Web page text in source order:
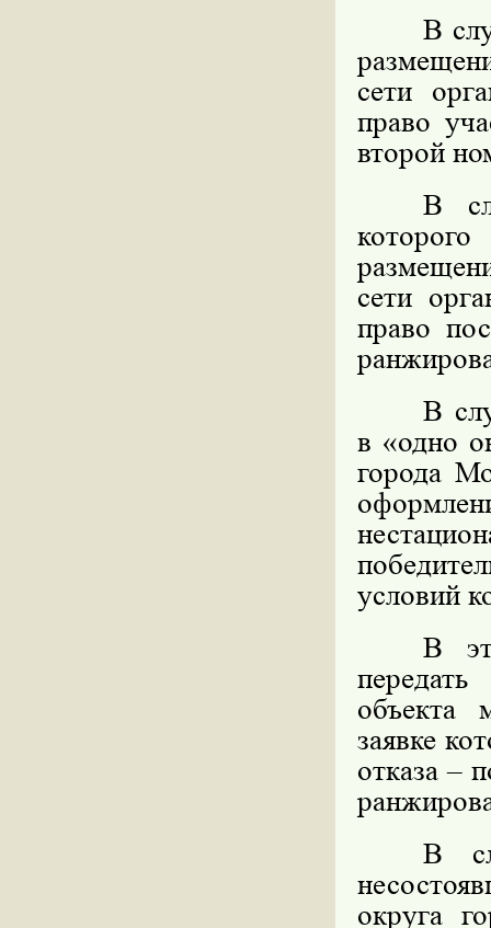
В
сети
право
второй
В
сети
право
В
в «одно
города
условий
В
объекта
заявке
отказа –
В
округа